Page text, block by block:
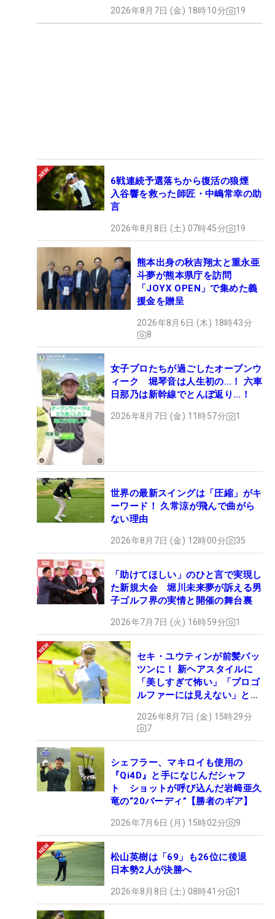
2026年8月7日 (金) 18時10分 19
6戦連続予選落ちから復活の狼煙
入谷響を救った師匠・中嶋常幸の助
言
2026年8月8日 (土) 07時45分 19
熊本出身の秋吉翔太と重永亜
斗夢が熊本県庁を訪問
「JOYX OPEN」で集めた義
援金を贈呈
2026年8月6日 (木) 18時43分
8
女子プロたちが過ごしたオープンウ
ィーク 堀琴音は人生初の…！ 六車
日那乃は新幹線でとんぼ返り…！
2026年8月7日 (金) 11時57分 1
世界の最新スイングは「圧縮」がキ
ーワード！ 久常涼が飛んで曲がら
ない理由
2026年8月7日 (金) 12時00分 35
「助けてほしい」のひと言で実現し
た新規大会 堀川未来夢が訴える男
子ゴルフ界の実情と開催の舞台裏
2026年7月7日 (火) 16時59分 1
セキ・ユウティンが前髪パッ
ツンに！ 新ヘアスタイルに
「美しすぎて怖い」「プロゴ
ルファーには見えない」とコ
2026年8月7日 (金) 15時29分
7
シェフラー、マキロイも使用の
『Qi4D』と手になじんだシャフ
ト ショットが呼び込んだ岩﨑亜久
竜の“20バーディ”【勝者のギア】
2026年7月6日 (月) 15時02分 9
松山英樹は「69」も26位に後退
日本勢2人が決勝へ
2026年8月8日 (土) 08時41分 1